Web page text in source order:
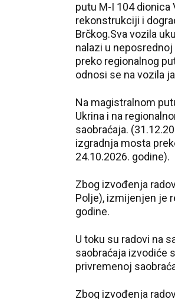
putu M-I 104 dionica
rekonstrukciji i
Brčkog.Sva vozila
nalazi u
preko regionalnog
odnosi se na vozila
Na magistralnom
Ukrina i na
saobraćaja.
izgradnja mosta
24.10.2026. godine).
Zbog izvođenja
Polje), izmijenjen je
godine.
U toku su radovi na
saobraćaja izvodiće
privremenoj
Zbog izvođenja